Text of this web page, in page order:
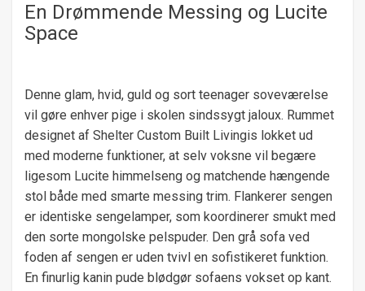
En Drømmende Messing og Lucite
Space
Denne glam, hvid, guld og sort teenager soveværelse
vil gøre enhver pige i skolen sindssygt jaloux. Rummet
designet af Shelter Custom Built Livingis lokket ud
med moderne funktioner, at selv voksne vil begære
ligesom Lucite himmelseng og matchende hængende
stol både med smarte messing trim. Flankerer sengen
er identiske sengelamper, som koordinerer smukt med
den sorte mongolske pelspuder. Den grå sofa ved
foden af ​​sengen er uden tvivl en sofistikeret funktion.
En finurlig kanin pude blødgør sofaens vokset op kant.